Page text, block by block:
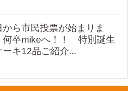
から市民投票が始まりま
何卒mikeへ！！ 特別誕生
ーキ12品ご紹介...